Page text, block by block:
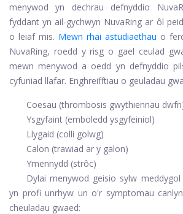
menywod yn dechrau defnyddio
fyddant yn ail-gychwyn NuvaRing ar ôl
o leiaf mis. Mewn rhai astudiaethau o
NuvaRing, roedd y risg o gael ceulad
mewn menywod a oedd yn defnyddio
cyfuniad llafar. Enghreifftiau o geuladau
Coesau (thrombosis gwythiennau
Ysgyfaint (emboledd ysgyfeiniol)
Llygaid (colli golwg)
Calon (trawiad ar y galon)
Ymennydd (strôc)
Dylai menywod geisio sylw
yn profi unrhyw un o'r symptomau
cheuladau gwaed: